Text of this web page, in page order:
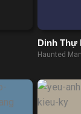
Dinh Thự
Haunted